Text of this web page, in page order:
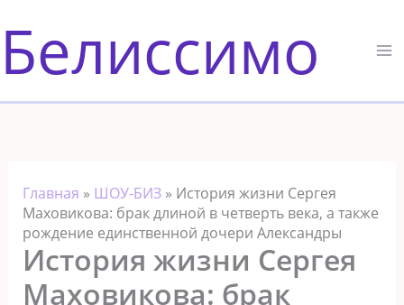
к
содержимому
Белиссимо
Главная » ШОУ-БИЗ» История жизни Сергея
Маховикова: брак длиной в четверть века, а также
рождение единственной дочери Александры
История жизни Сергея
Маховикова: брак